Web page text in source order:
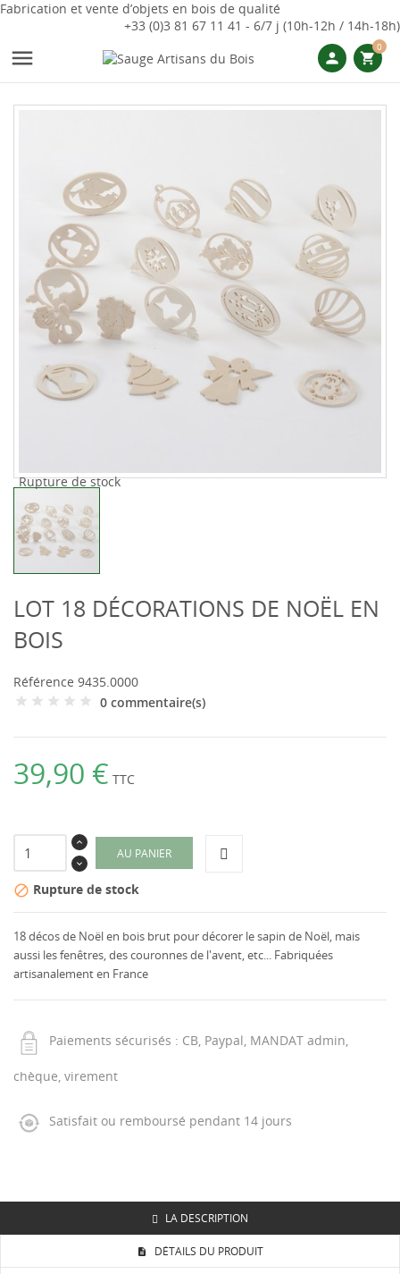
Fabrication et vente d’objets en bois de qualité
+33 (0)3 81 67 11 41 - 6/7 j (10h-12h / 14h-18h)
 person shopping_cart
0
Rupture de stock
LOT 18 DÉCORATIONS DE NOËL EN
BOIS
Référence 9435.0000
0 commentaire(s)
39,90 € TTC
AU PANIER
 Rupture de stock
18 décos de Noël en bois brut pour décorer le sapin de Noël, mais
aussi les fenêtres, des couronnes de l'avent, etc... Fabriquées
artisanalement en France
Paiements sécurisés : CB, Paypal, MANDAT admin,
chèque, virement
Satisfait ou remboursé pendant 14 jours
LA DESCRIPTION
DÉTAILS DU PRODUIT